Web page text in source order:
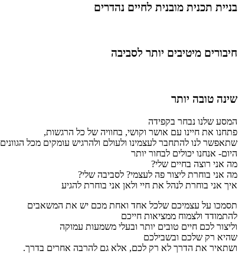
בניית תכנית מובנית לחיים נהדרים
חיבורים מיטיבים יותר לסביבה
שינה טובה יותר
המסע שלנו נבחר בקפידה
פתחנו את חיינו עם אושר וקושי, בחוויה של כל הרגשות,
שתאפשר לנו להתחבר לעצמינו ולעולם ולהרגיש עומקים מכל הגוונים
היום- אנחנו יכולים לבחור יותר
מה אני רוצה בחיים שלי?
מה אני בוחרת ליצור פה לעצמי? לסביבה שלי?
איך אני בוחרת לנהל את חיי ולאן אני בוחרת להגיע
תסמכו על עצמיכם שלכל אחד ואחת מכם יש את המשאבים
להתמודד ולצמוח ממציאות חייכם
וליצור לכם חיים טובים יותר ובעלי משמעות עמוקה
שהיא רק שלכם ובשבילכם
ושתאיר את הדרך לא רק לכם, אלא גם להרבה אחרים בדרך.